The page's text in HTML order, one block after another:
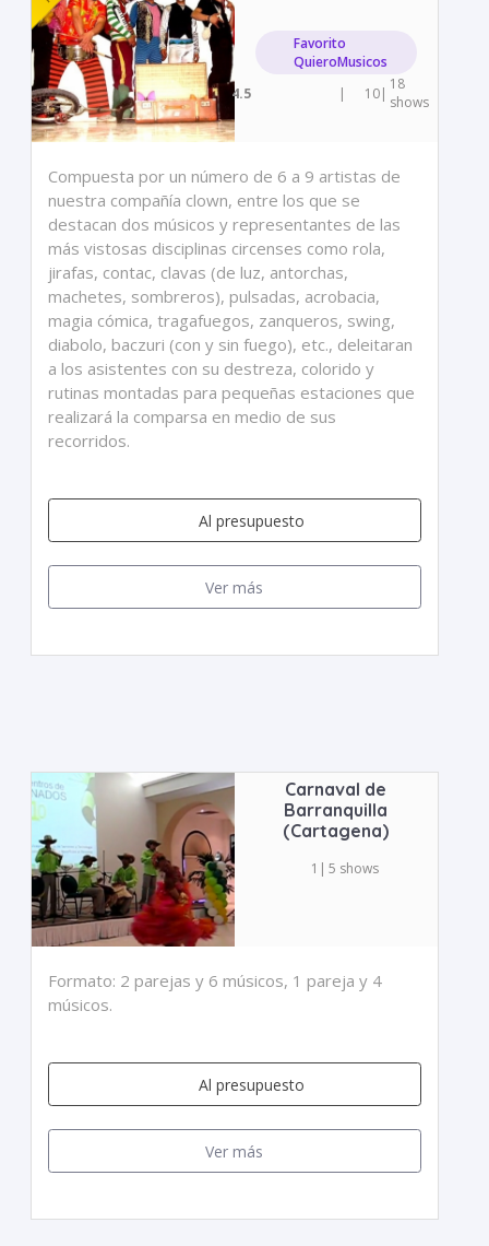
Favorito
QuieroMusicos
4.5
| 10| 18
shows
Compuesta por un número de 6 a 9 artistas de
nuestra compañía clown, entre los que se
destacan dos músicos y representantes de las
más vistosas disciplinas circenses como rola,
jirafas, contac, clavas (de luz, antorchas,
machetes, sombreros), pulsadas, acrobacia,
magia cómica, tragafuegos, zanqueros, swing,
diabolo, baczuri (con y sin fuego), etc., deleitaran
a los asistentes con su destreza, colorido y
rutinas montadas para pequeñas estaciones que
realizará la comparsa en medio de sus
recorridos.
Al presupuesto
Ver más
Carnaval de
Barranquilla
(Cartagena)
1 | 5 shows
Formato: 2 parejas y 6 músicos, 1 pareja y 4
músicos.
Al presupuesto
Ver más